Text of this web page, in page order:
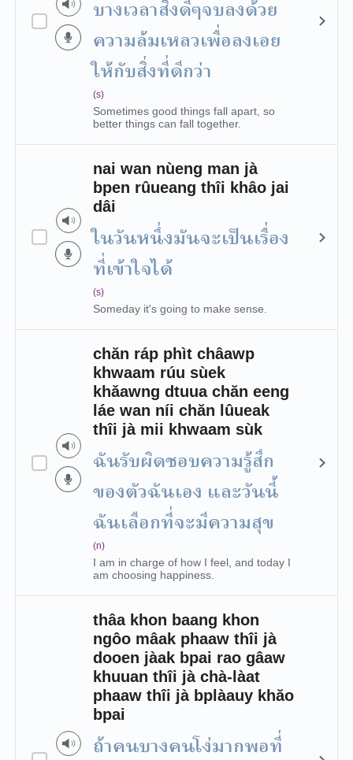
บางเวลาสิ่งดีๆจบลงด้วย
ความล้มเหลวเพื่อลงเอย
ให้กับสิ่งที่ดีกว่า
(s)
Sometimes good things fall apart, so
better things can fall together.
nai wan nùeng man jà
bpen rûueang thîi khâo jai
dâi
ในวันหนึ่งมันจะเป็นเรื่อง
ที่เข้าใจได้
(s)
Someday it's going to make sense.
chăn ráp phìt châawp
khwaam rúu sùek
khǎawng dtuua chăn eeng
láe wan níi chăn lûueak
thîi jà mii khwaam sùk
ฉันรับผิดชอบความรู้สึก
ของตัวฉันเอง และวันนี้
ฉันเลือกที่จะมีความสุข
(n)
I am in charge of how I feel, and today I
am choosing happiness.
thâa khon baang khon
ngôo mâak phaaw thîi jà
dooen jàak bpai rao gâaw
khuuan thîi jà chà-làat
phaaw thîi jà bplàauy khăo
bpai
ถ้าคนบางคนโง่มากพอที่